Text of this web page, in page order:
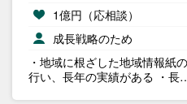
1億円（応相談）
成長戦略のため
・地域に根ざした地域情報紙
行い、長年の実績がある ・長